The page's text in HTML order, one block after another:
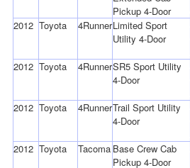
Pickup 4-Door
2012 Toyota 4RunnerLimited Sport
Utility 4-Door
2012 Toyota 4RunnerSR5 Sport Utility
4-Door
2012 Toyota 4RunnerTrail Sport Utility
4-Door
2012 Toyota Tacoma Base Crew Cab
Pickup 4-Door